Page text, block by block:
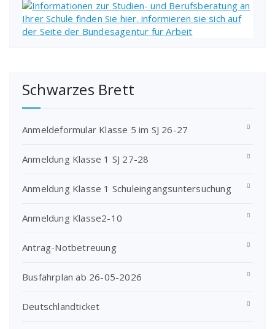
Schwarzes Brett
Anmeldeformular Klasse 5 im SJ 26-27
Anmeldung Klasse 1 SJ 27-28
Anmeldung Klasse 1 Schuleingangsuntersuchung
Anmeldung Klasse2-10
Antrag-Notbetreuung
Busfahrplan ab 26-05-2026
Deutschlandticket